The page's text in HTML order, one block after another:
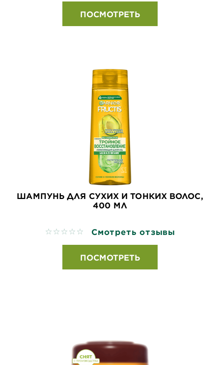
ПОСМОТРЕТЬ
ШАМПУНЬ ДЛЯ СУХИХ И ТОНКИХ ВОЛОС,
400 МЛ
No reviews Смотреть отзывы
ПОСМОТРЕТЬ